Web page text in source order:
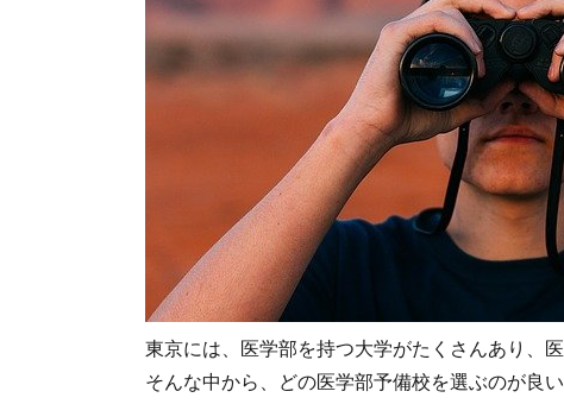
東京には、医学部を持つ大学がたくさんあり、
そんな中から、どの医学部予備校を選ぶのが良い